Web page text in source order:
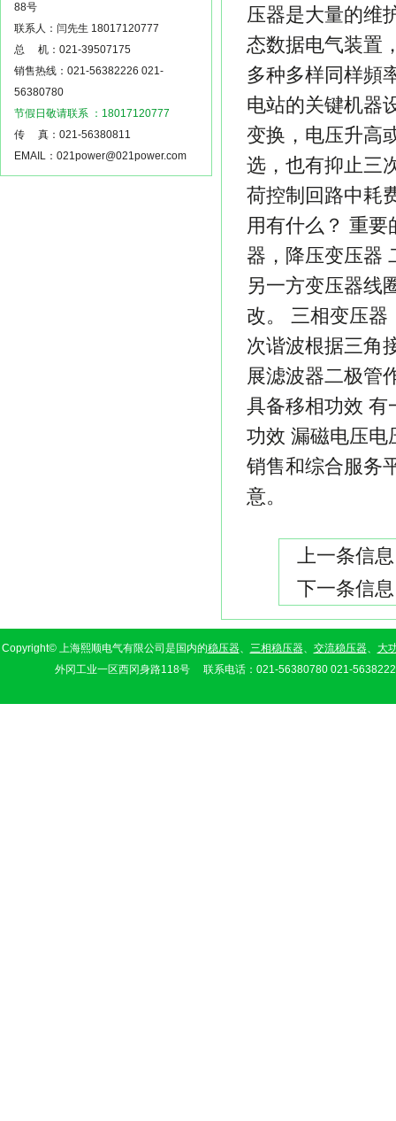
压器是大量的维
态数据电气装置
多种多样同样頻
电站的关键机器
变换，电压升高
选，也有抑止三
荷控制回路中耗
用有什么？ 重
器，降压变压器
另一方变压器线
改。 三相变压器
次谐波根据三角
展滤波器二极管
具备移相功效 有
功效 漏磁电压电
销售和综合服务
意。
上一条信
下一条信
88号
联系人：闫先生 18017120777
总 机：021-39507175
销售热线：021-56382226 021-
56380780
节假日敬请联系 ：18017120777
传 真：021-56380811
EMAIL：021power@021power.com
Copyright© 上海熙顺电气有限公司是国内的稳压器、 三相稳压器、 交流稳压器、 大
外冈工业一区西冈身路118号 联系电话：021-56380780 021-